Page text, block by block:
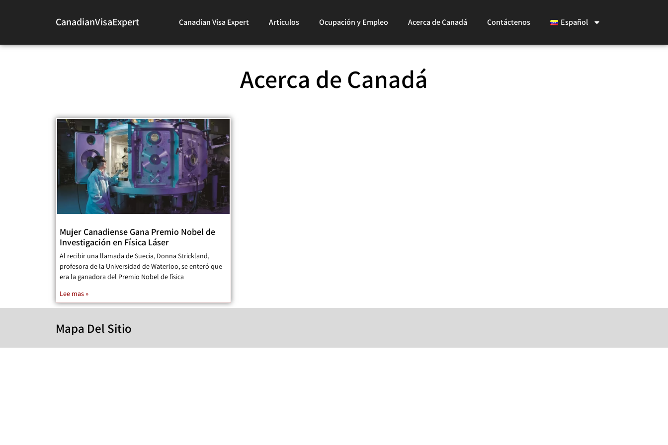
CanadianVisaExpert Canadian Visa Expert Artículos Ocupación y Empleo Acerca de Canadá Contáctenos Español
Acerca de Canadá
Mujer Canadiense Gana Premio Nobel de
Investigación en Física Láser
Al recibir una llamada de Suecia, Donna Strickland,
profesora de la Universidad de Waterloo, se enteró que
era la ganadora del Premio Nobel de física
Lee mas »
Mapa Del Sitio